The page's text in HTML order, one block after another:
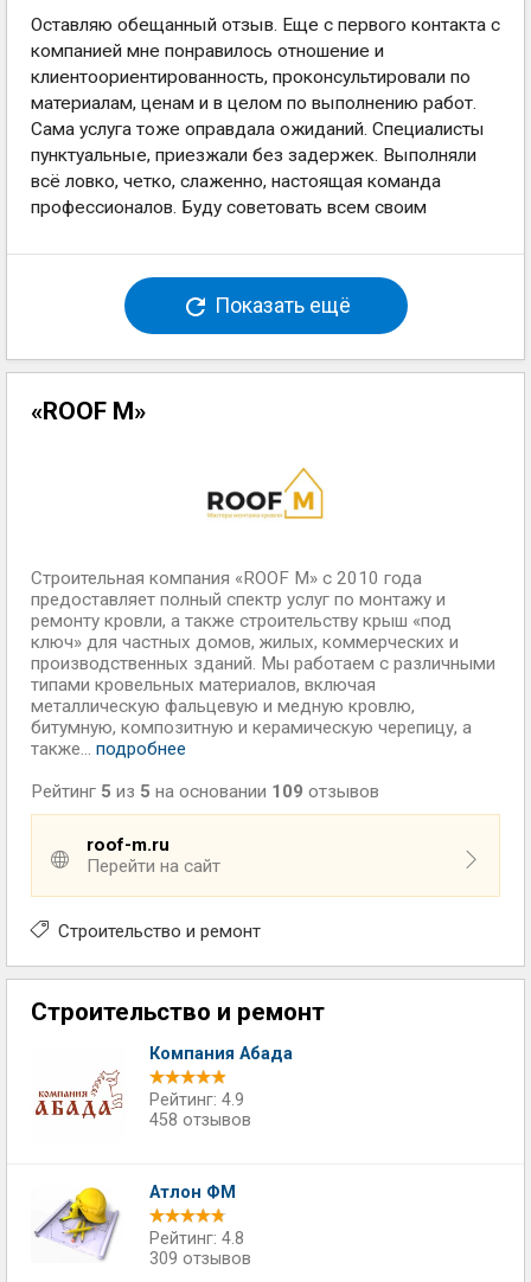
Оставляю обещанный отзыв. Еще с первого контакта с
компанией мне понравилось отношение и
клиентоориентированность, проконсультировали по
материалам, ценам и в целом по выполнению работ.
Сама услуга тоже оправдала ожиданий. Специалисты
пунктуальные, приезжали без задержек. Выполняли
всё ловко, четко, слаженно, настоящая команда
профессионалов. Буду советовать всем своим
Показать ещё
«ROOF M»
Строительная компания «ROOF M» с 2010 года
предоставляет полный спектр услуг по монтажу и
ремонту кровли, а также строительству крыш «под
ключ» для частных домов, жилых, коммерческих и
производственных зданий. Мы работаем с различными
типами кровельных материалов, включая
металлическую фальцевую и медную кровлю,
битумную, композитную и керамическую черепицу, а
также... подробнее
Рейтинг 5 из 5 на основании 109 отзывов
roof-m.ru
Перейти на сайт
Строительство и ремонт
Строительство и ремонт
Компания Абада
Рейтинг: 4.9
458 отзывов
Атлон ФМ
Рейтинг: 4.8
309 отзывов